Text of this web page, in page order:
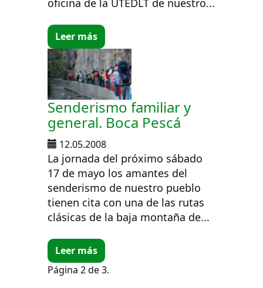
Leer más
Senderismo familiar y
general. Boca Pescá
12.05.2008
La jornada del próximo sábado
17 de mayo los amantes del
senderismo de nuestro pueblo
tienen cita con una de las rutas
clásicas de la baja montaña de...
Leer más
Página 2 de 3.